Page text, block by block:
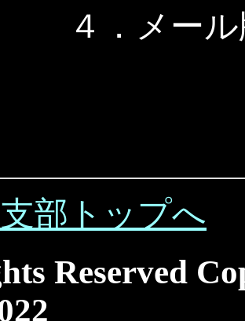
．メール
部トップへ
Reserved